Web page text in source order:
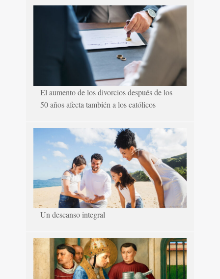
El aumento de los divorcios después de los
50 años afecta también a los católicos
Un descanso integral